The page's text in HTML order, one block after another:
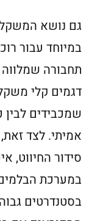
גם נושא
במיוחד עבור
תחבורה
דגמים קלי
שמכבידים לבין
אמיתי. לצד
סידור החיווט,
במערכת
בסטנדרטים